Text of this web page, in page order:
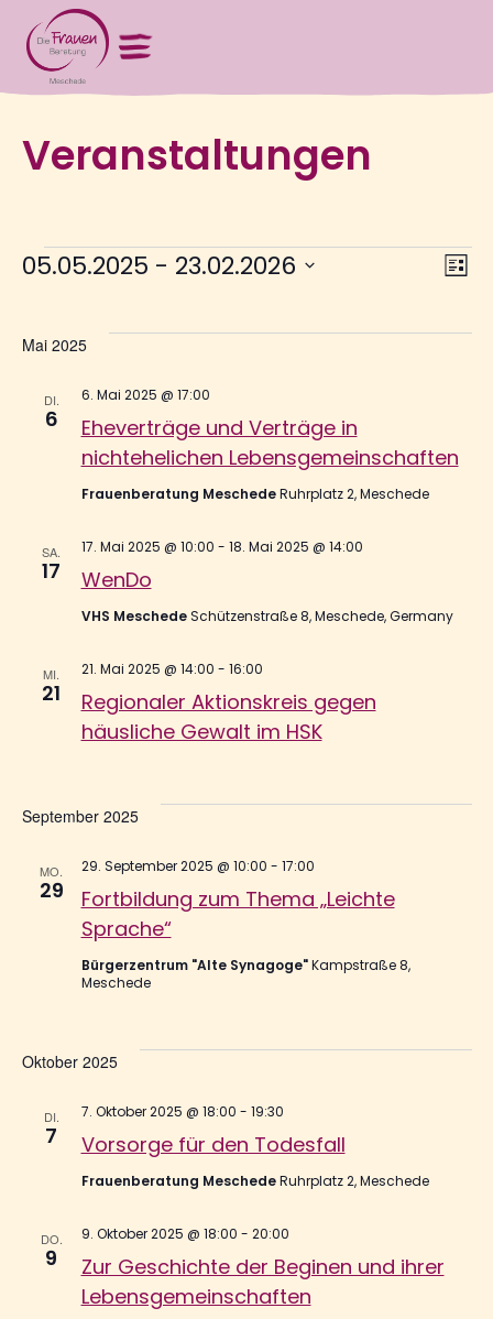
Veranstaltungen
Liste
05.05.2025 - 23.02.2026
Mai 2025
DI.
6
Eheverträge und Verträge in
nichtehelichen Lebensgemeinschaften
6. Mai 2025 @ 17:00
Frauenberatung MeschedeRuhrplatz 2, Meschede
SA.
17 WenDo
17. Mai 2025 @ 10:00 - 18. Mai 2025 @ 14:00
VHS MeschedeSchützenstraße 8, Meschede, Germany
MI.
21
Regionaler Aktionskreis gegen
häusliche Gewalt im HSK
21. Mai 2025 @ 14:00 - 16:00
September 2025
MO.
29
Fortbildung zum Thema „Leichte
Sprache“
29. September 2025 @ 10:00 - 17:00
Bürgerzentrum "Alte Synagoge"Kampstraße 8,
Meschede
Oktober 2025
DI.
7 Vorsorge für den Todesfall
7. Oktober 2025 @ 18:00 - 19:30
Frauenberatung MeschedeRuhrplatz 2, Meschede
DO.
9
Zur Geschichte der Beginen und ihrer
Lebensgemeinschaften
9. Oktober 2025 @ 18:00 - 20:00